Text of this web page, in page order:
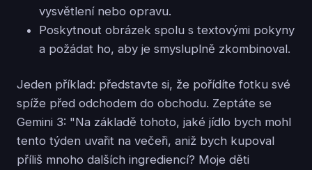
vysvětlení nebo opravu.
Poskytnout obrázek spolu s textovými pokyny
a požádat ho, aby je smysluplně zkombinoval.
Jeden příklad: představte si, že pořídíte fotku své
spíže před odchodem do obchodu. Zeptáte se
Gemini 3: "Na základě tohoto, jaké jídlo bych mohl
tento týden uvařit na večeři, aniž bych kupoval
příliš mnoho dalších ingrediencí? Moje děti